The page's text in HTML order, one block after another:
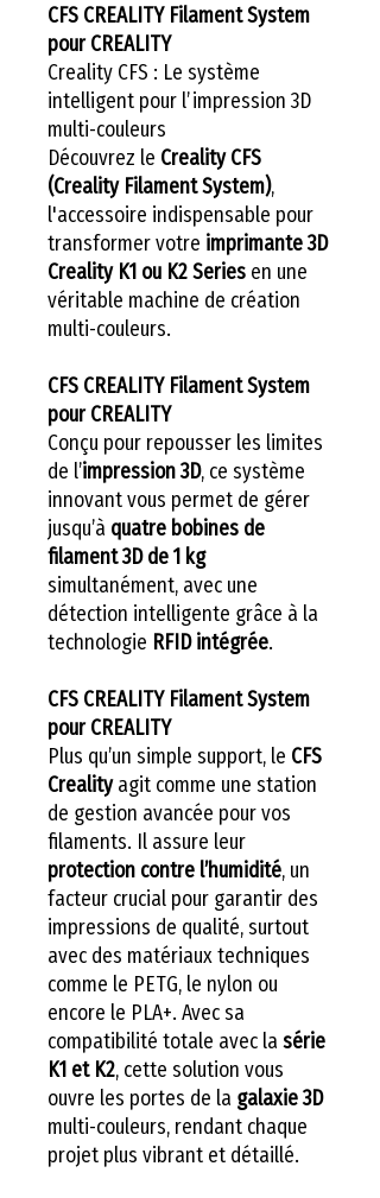
CFS CREALITY Filament System
pour CREALITY
Creality CFS : Le système
intelligent pour l’impression 3D
multi-couleurs
Découvrez le Creality CFS
(Creality Filament System),
l'accessoire indispensable pour
transformer votre imprimante 3D
Creality K1 ou K2 Series en une
véritable machine de création
multi-couleurs.
CFS CREALITY Filament System
pour CREALITY
Conçu pour repousser les limites
de l’impression 3D, ce système
innovant vous permet de gérer
jusqu’à quatre bobines de
filament 3D de 1 kg
simultanément, avec une
détection intelligente grâce à la
technologie RFID intégrée.
CFS CREALITY Filament System
pour CREALITY
Plus qu’un simple support, le CFS
Crealityagit comme une station
de gestion avancée pour vos
filaments. Il assure leur
protection contre l’humidité, un
facteur crucial pour garantir des
impressions de qualité, surtout
avec des matériaux techniques
comme le PETG, le nylon ou
encore le PLA+. Avec sa
compatibilité totale avec la série
K1 et K2, cette solution vous
ouvre les portes de la galaxie 3D
multi-couleurs, rendant chaque
projet plus vibrant et détaillé.